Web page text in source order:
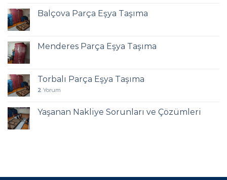
Balçova Parça Eşya Taşıma
Menderes Parça Eşya Taşıma
Torbalı Parça Eşya Taşıma
2 Yorum
Yaşanan Nakliye Sorunları ve Çözümleri